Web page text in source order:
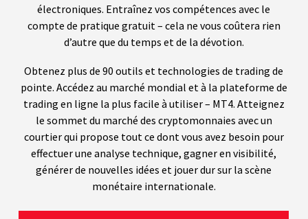
électroniques. Entraînez vos compétences avec le
compte de pratique gratuit – cela ne vous coûtera rien
d’autre que du temps et de la dévotion.
Obtenez plus de 90 outils et technologies de trading de
pointe. Accédez au marché mondial et à la plateforme de
trading en ligne la plus facile à utiliser – MT4. Atteignez
le sommet du marché des cryptomonnaies avec un
courtier qui propose tout ce dont vous avez besoin pour
effectuer une analyse technique, gagner en visibilité,
générer de nouvelles idées et jouer dur sur la scène
monétaire internationale.